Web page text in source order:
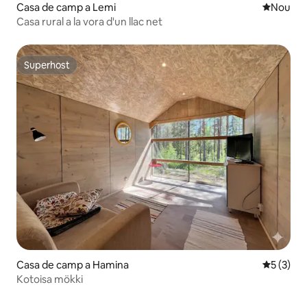
Casa de camp a Lemi
Nou
Casa rural a la vora d'un llac net
Superhost
Superhost
Casa de camp a Hamina 5 de
5 (3)
Kotoisa mökki